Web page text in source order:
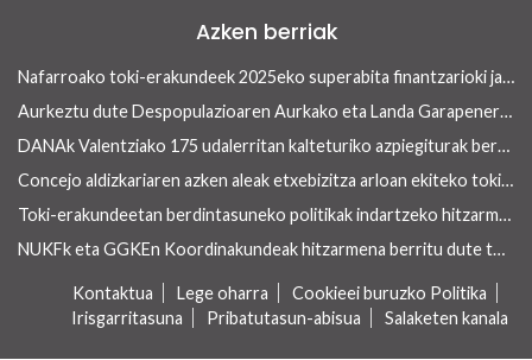
Azken berriak
Nafarroako toki-erakundeek 2025eko superabita finantzarioki jasangarriak diren inbertsioak egiteko erabili ahalko dute 13/2026 Errege lege-dekretua onetsi ondoren
Aurkeztu dute Despopulazioaren Aurkako eta Landa Garapenerako Foru Legearen aurreproiektua
DANAk Valentziako 175 udalerritan kalteturiko azpiegiturak berreraikitzen parte-hartuko dute Nafarroako toki-erakundeek
Concejo aldizkariaren azken aleak etxebizitza arloan ekiteko toki-erakundeek dituzten tresnak ditu ardatz
Toki-erakundeetan berdintasuneko politikak indartzeko hitzarmena berritu dute NUKFk eta Nafarroako Gobernuak
NUKFk eta GGKEn Koordinakundeak hitzarmena berritu dute toki-erakundeetan garapenerako lankidetza sustatzeko
Kontaktua Lege oharra
Cookieei buruzko Politika
Irisgarritasuna
Pribatutasun-abisua Salaketen kanala